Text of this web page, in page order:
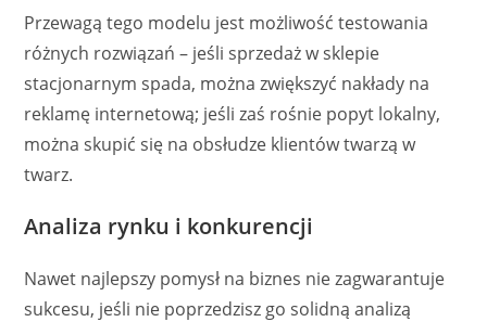
Przewagą tego modelu jest możliwość testowania
różnych rozwiązań – jeśli sprzedaż w sklepie
stacjonarnym spada, można zwiększyć nakłady na
reklamę internetową; jeśli zaś rośnie popyt lokalny,
można skupić się na obsłudze klientów twarzą w
twarz.
Analiza rynku i konkurencji
Nawet najlepszy pomysł na biznes nie zagwarantuje
sukcesu, jeśli nie poprzedzisz go solidną analizą